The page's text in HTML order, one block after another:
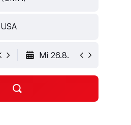
Mi 26.8.